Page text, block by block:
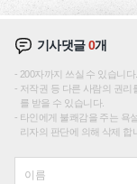
기사댓글0개
200자까지 쓰실 수 있습니
저작권 등 다른 사람의 권리
를 받을 수 있습니다.
타인에게 불쾌감을 주는 욕
리자의 판단에 의해 삭제 합